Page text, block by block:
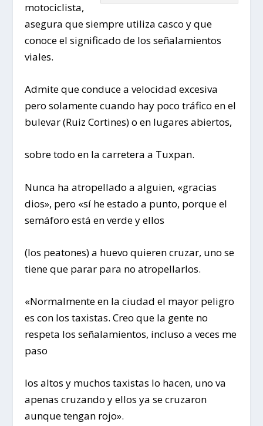
motociclista,
asegura que siempre utiliza casco y que
conoce el significado de los señalamientos
viales.
Admite que conduce a velocidad excesiva
pero solamente cuando hay poco tráfico en el
bulevar (Ruiz Cortines) o en lugares abiertos,
sobre todo en la carretera a Tuxpan.
Nunca ha atropellado a alguien, «gracias
dios», pero «sí he estado a punto, porque el
semáforo está en verde y ellos
(los peatones) a huevo quieren cruzar, uno se
tiene que parar para no atropellarlos.
«Normalmente en la ciudad el mayor peligro
es con los taxistas. Creo que la gente no
respeta los señalamientos, incluso a veces me
paso
los altos y muchos taxistas lo hacen, uno va
apenas cruzando y ellos ya se cruzaron
aunque tengan rojo».